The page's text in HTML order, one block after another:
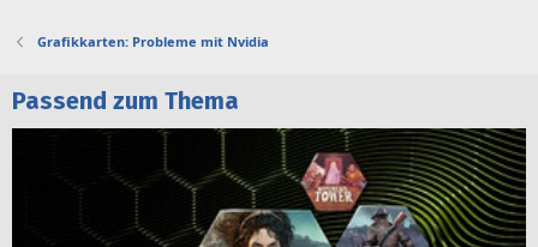
Grafikkarten: Probleme mit Nvidia
Passend zum Thema